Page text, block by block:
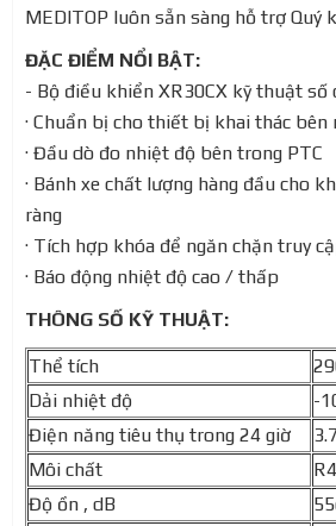
MEDITOP luôn sẵn sàng hỗ trợ Quý
ĐẶC ĐIỂM NỔI BẬT:
- Bộ điều khiển XR30CX kỹ thuật số
· Chuẩn bị cho thiết bị khai thác bên
· Đầu dò đo nhiệt độ bên trong PTC
· Bánh xe chất lượng hàng đầu cho
ràng
· Tích hợp khóa để ngăn chặn truy
· Báo động nhiệt độ cao / thấp
THÔNG SỐ KỸ THUẬT:
Thể tích
Dải nhiệt độ
-
Điện năng tiêu thụ trong 24 giờ
Môi chất
Độ ồn , dB